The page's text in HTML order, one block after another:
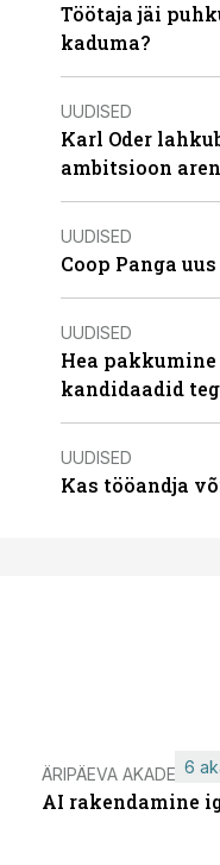
Töötaja jäi
kaduma?
UUDISED
Karl Oder
ambitsioon
UUDISED
Coop Panga
UUDISED
Hea
kandidaadid
UUDISED
Kas tööandja
ÄRIPÄEVA AKADEEMIA
AI rakendamine
6